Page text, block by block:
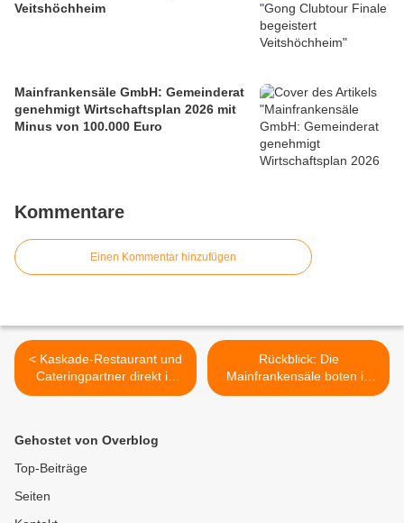
Veitshöchheim
Mainfrankensäle GmbH: Gemeinderat
genehmigt Wirtschaftsplan 2026 mit
Minus von 100.000 Euro
Kommentare
Einen Kommentar hinzufügen
< Kaskade-Restaurant und
Cateringpartner direkt in
den Mainfrankensälen
Rückblick: Die
Mainfrankensäle boten in
der Planungsphase viel
Gehostet von Overblog
Top-Beiträge
Seiten